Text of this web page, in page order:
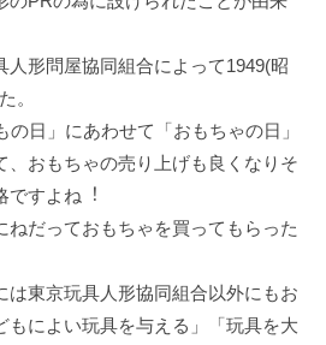
⼈形問屋協同組合によって1949(昭
。
⽇」にあわせて「おもちゃの⽇」
、おもちゃの売り上げも良くなりそ
ですよね︕
ねだっておもちゃを買ってもらった
は東京玩具⼈形協同組合以外にもお
もによい玩具を与える」「玩具を⼤